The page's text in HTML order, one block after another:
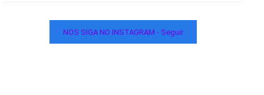
NOS SIGA NO INSTAGRAM - Seguir